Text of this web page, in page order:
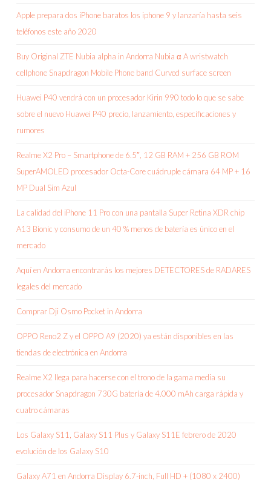
Apple prepara dos iPhone baratos los iphone 9 y lanzaría hasta seis
teléfonos este año 2020
Buy Original ZTE Nubia alpha in Andorra Nubia α A wristwatch
cellphone Snapdragon Mobile Phone band Curved surface screen
Huawei P40 vendrá con un procesador Kirin 990 todo lo que se sabe
sobre el nuevo Huawei P40 precio, lanzamiento, especificaciones y
rumores
Realme X2 Pro – Smartphone de 6.5″, 12 GB RAM + 256 GB ROM
SuperAMOLED procesador Octa-Core cuádruple cámara 64 MP + 16
MP Dual Sim Azul
La calidad del iPhone 11 Pro con una pantalla Super Retina XDR chip
A13 Bionic y consumo de un 40 % menos de batería es único en el
mercado
Aquí en Andorra encontrarás los mejores DETECTORES de RADARES
legales del mercado
Comprar Dji Osmo Pocket in Andorra
OPPO Reno2 Z y el OPPO A9 (2020) ya están disponibles en las
tiendas de electrónica en Andorra
Realme X2 llega para hacerse con el trono de la gama media su
procesador Snapdragon 730G batería de 4.000 mAh carga rápida y
cuatro cámaras
Los Galaxy S11, Galaxy S11 Plus y Galaxy S11E febrero de 2020
evolución de los Galaxy S10
Galaxy A71 en Andorra Display 6.7-inch, Full HD + (1080 x 2400)